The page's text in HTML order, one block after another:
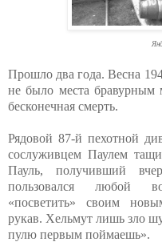
Прошло два года. Весна
не было места бравурным
бесконечная смерть.
Рядовой 87-й пехотной
сослуживцем Паулем
Пауль, получивший
пользовался любой
«посветить» своим
рукав. Хельмут лишь зло
пулю первым поймаешь».